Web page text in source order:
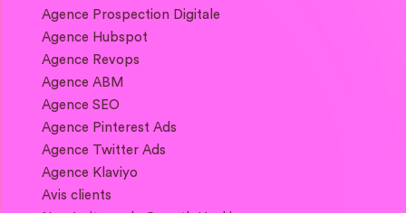
Agence Prospection Digitale
Agence Hubspot
Agence Revops
Agence ABM
Agence SEO
Agence Pinterest Ads
Agence Twitter Ads
Agence Klaviyo
Avis clients